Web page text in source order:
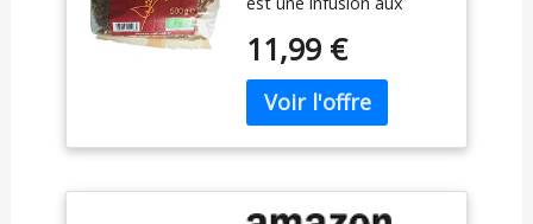
Diététique - Sachet
de 500g
grillées. Infusion de
graines de sarrasin
grillées de haute qualité
issues de l'agriculture
biologique. ECOCERT
11,99 €